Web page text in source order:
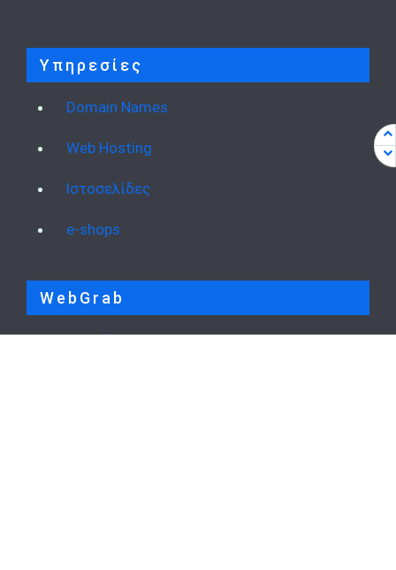
Υπηρεσίες
Domain Names
Web Hosting
Ιστοσελίδες
e-shops
WebGrab
Προφίλ